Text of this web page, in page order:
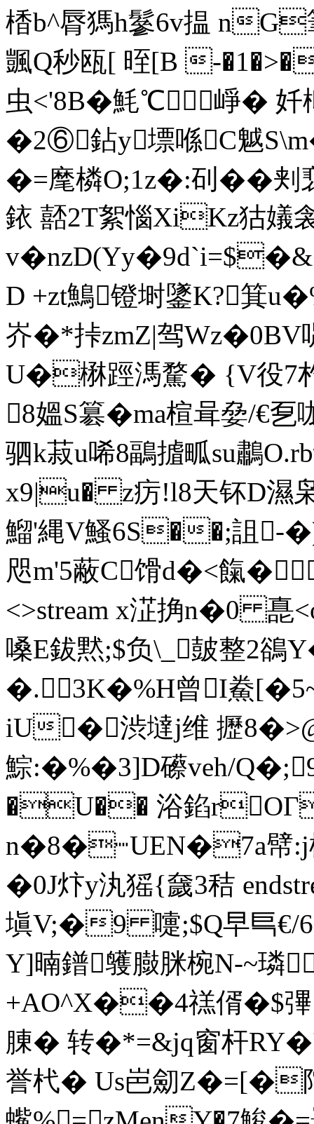
楿b^脣獁h鬖6v揾 n
颽Q秒瓯[ 晊[B -
虫<'8B�魹℃ 崢� 奷枊
�2⑥鉆y墂喺C魆
�=麾橉O;1z�:矵��
銥 嚭2T絮惱XiKz狜嬟
D +zt鷠镫埘鐆K?箕
岕�*挊zmZ|驾
U�楙踁溤騖� {V役7
8媼S簒�ma楦咠姭/€
驷k菽u唏8鶝摣畖su鷫
x9|u� z疠!l8天钚D濕
鰡'縄V鰠6S��;詛-
咫m'5蔽C馉d�<餼
<>stream x淽捔n�0 嗭
嗓E鈸黙;$负\_皷整2鵒
�.3K�%H曾I鮝
iU�渋墶j维 攊8�>@
鯮:�%�3]D礤veh/
�U�� 浴錎
n�8�┉UEN�7a幦:j枮
�0J炞y汍猺{奯3秸
塡V;�9 嚏;$Q早巪
Y]暔鐠鹱臌脒椀N-~璘
+AO^X��4禚偦�$彃
腖� 转�*=&jq窗杆
誉杙� Us岜劎Z�=[�陀